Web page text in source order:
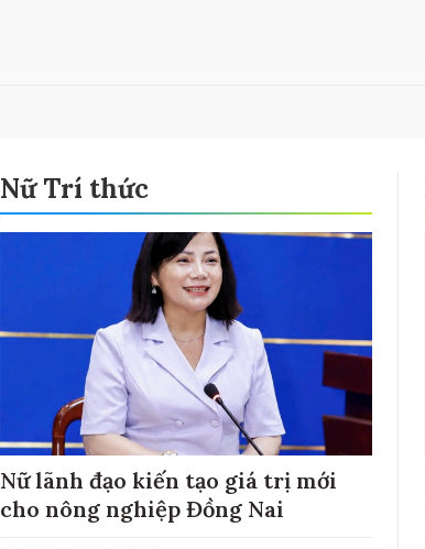
Nữ Trí thức
Nữ lãnh đạo kiến tạo giá trị mới
cho nông nghiệp Đồng Nai